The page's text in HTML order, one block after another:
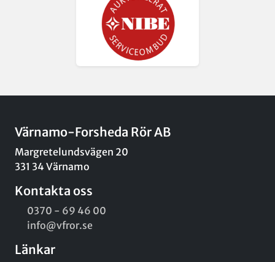
Värnamo-Forsheda Rör AB
Margretelundsvägen 20
331 34 Värnamo
Kontakta oss
0370 - 69 46 00
info@vfror.se
Länkar